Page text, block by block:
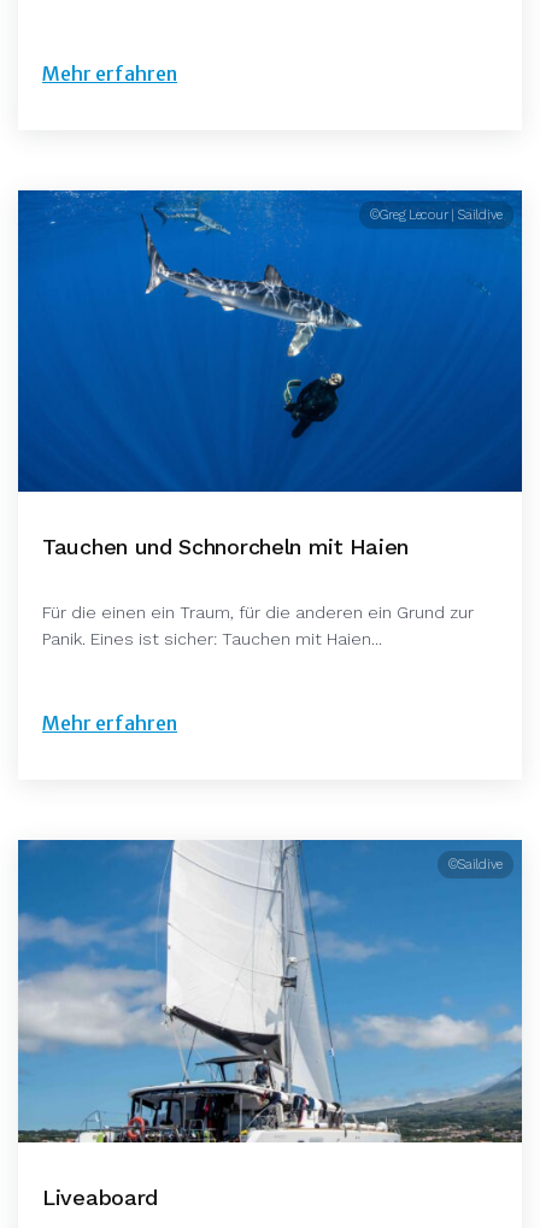
Mehr erfahren
©Greg Lecour | Saildive
Tauchen und Schnorcheln mit Haien
Für die einen ein Traum, für die anderen ein Grund zur
Panik. Eines ist sicher: Tauchen mit Haien...
Mehr erfahren
©Saildive
Liveaboard